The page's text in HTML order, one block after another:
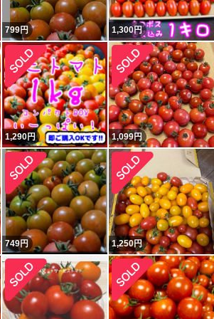
799円 1,300円
1,290円 1,099円
749円 1,250円